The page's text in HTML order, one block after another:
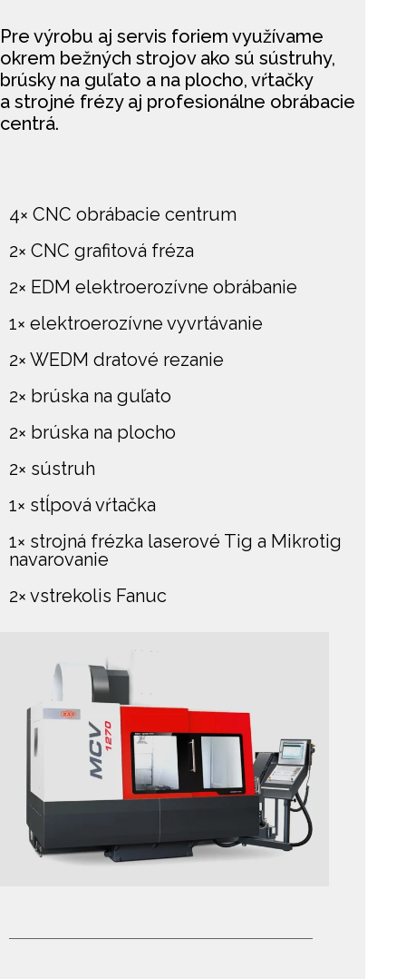
Pre výrobu aj servis foriem využívame
okrem bežných strojov ako sú sústruhy,
brúsky na guľato a na plocho, vŕtačky
a strojné frézy aj profesionálne obrábacie
centrá.
4× CNC obrábacie centrum
2× CNC grafitová fréza
2× EDM elektroerozívne obrábanie
1× elektroerozívne vyvrtávanie
2× WEDM dratové rezanie
2× brúska na guľato
2× brúska na plocho
2× sústruh
1× stĺpová vŕtačka
1× strojná frézka laserové Tig a Mikrotig
navarovanie
2× vstrekolis Fanuc